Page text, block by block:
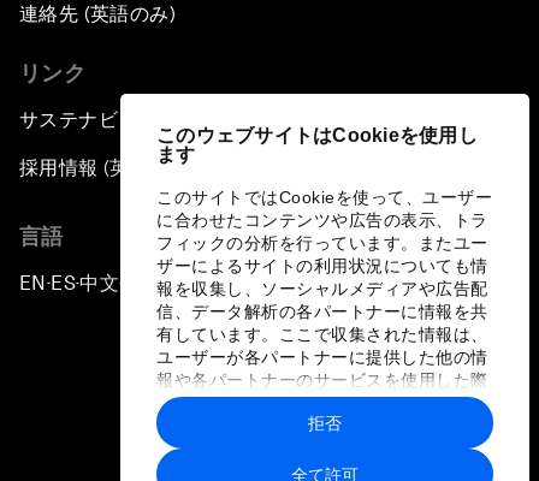
このウェブサイトはCookieを使用し
ます
このサイトではCookieを使って、ユーザー
に合わせたコンテンツや広告の表示、トラ
フィックの分析を行っています。またユー
ザーによるサイトの利用状況についても情
報を収集し、ソーシャルメディアや広告配
信、データ解析の各パートナーに情報を共
有しています。ここで収集された情報は、
ユーザーが各パートナーに提供した他の情
報や各パートナーのサービスを使用した際
に収集された情報と組み合わされ、各パー
トナーによって使用されることがありま
す。
全て許可
拒否
連絡先 (英語のみ)
リンク
サステナビリティへの取り組み
採用情報 (英語のみ)
言語
EN ▪ES▪中文▪ 日本語
プライバシーポリシーと利用規約